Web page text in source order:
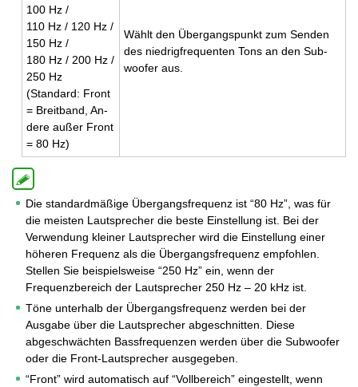
100 Hz /
110 Hz / 120 Hz /
150 Hz /
180 Hz / 200 Hz /
250 Hz
(Stan­dard: Front
= Breit­band, An­
de­re außer Front
= 80 Hz)
Wählt den Über­gangs­punkt zum Sen­den
des nied­rig­fre­quen­ten Tons an den Sub­
woo­fer aus.
Die standardmäßige Übergangsfrequenz ist “80 Hz”, was für
die meisten Lautsprecher die beste Einstellung ist. Bei der
Verwendung kleiner Lautsprecher wird die Einstellung einer
höheren Frequenz als die Übergangsfrequenz empfohlen.
Stellen Sie beispielsweise “250 Hz” ein, wenn der
Frequenzbereich der Lautsprecher 250 Hz – 20 kHz ist.
Töne unterhalb der Übergangsfrequenz werden bei der
Ausgabe über die Lautsprecher abgeschnitten. Diese
abgeschwächten Bassfrequenzen werden über die Subwoofer
oder die Front-Lautsprecher ausgegeben.
“Front” wird automatisch auf “Vollbereich” eingestellt, wenn